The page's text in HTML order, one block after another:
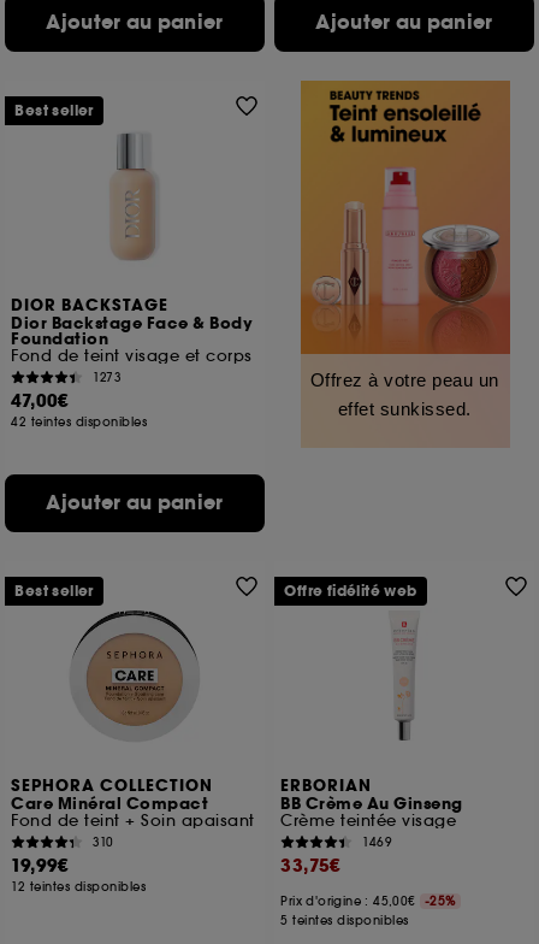
Ajouter au panier Ajouter au panier
DIOR BACKSTAGE
Dior Backstage Face & Body
Foundation
Fond de teint visage et corps
1273
47,00€
42 teintes disponibles
Ajouter au panier
Best seller
Offrez à votre peau un
effet sunkissed.
SEPHORA COLLECTION
Care Minéral Compact
Fond de teint + Soin apaisant
310
19,99€
12 teintes disponibles
Best seller
ERBORIAN
BB Crème Au Ginseng
Crème teintée visage
1469
33,75€
Prix d'origine : 45,00€
-25%
5 teintes disponibles
Offre fidélité web